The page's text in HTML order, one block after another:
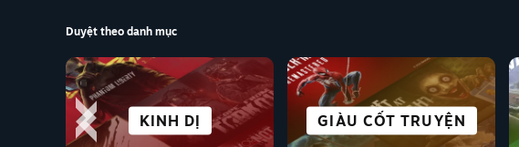
Duyệt theo danh mục
KINH DỊ GIÀU CỐT TRUYỆN
ĐỐI KHÁNG
KHOA HỌC VIỄN
TƯỞNG &
CYBERPUNK
THẾ GIỚI MỞ VISUAL NOVEL
CHIẾN THUẬT THỂ THAO